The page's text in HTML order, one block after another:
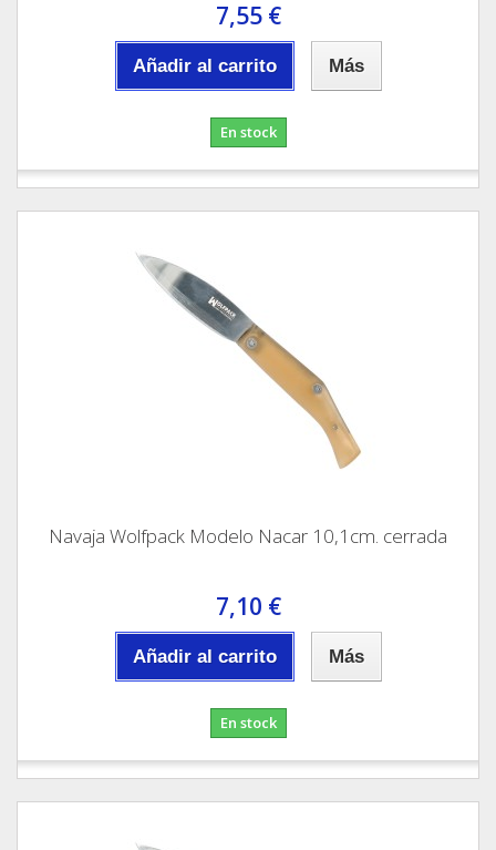
7,55 €
Añadir al carrito Más
En stock
Navaja Wolfpack Modelo Nacar 10,1cm. cerrada
7,10 €
Añadir al carrito Más
En stock